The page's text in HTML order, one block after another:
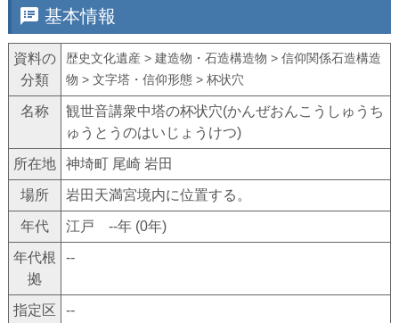
speaker_notes 基本情報
資料の
分類
歴史文化遺産 > 建造物・石造構造物 > 信仰関係石造構造
物 > 文字塔・信仰形態 > 杯状穴
名称
観世音講衆中塔の杯状穴(かんぜおんこうしゅうち
ゅうとうのはいじょうけつ)
所在地 神埼町 尾崎 岩田
場所 岩田天満宮境内に位置する。
年代 江戸 --年 (0年)
年代根
拠
--
指定区
--